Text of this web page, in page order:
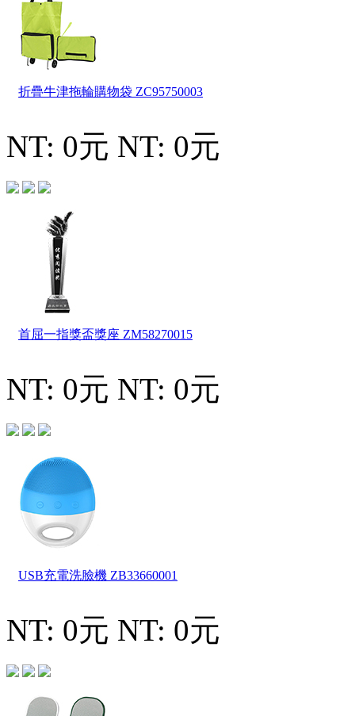
折疊牛津拖輪購物袋 ZC95750003
NT: 0元 NT: 0元
首屈一指獎盃獎座 ZM58270015
NT: 0元 NT: 0元
USB充電洗臉機 ZB33660001
NT: 0元 NT: 0元